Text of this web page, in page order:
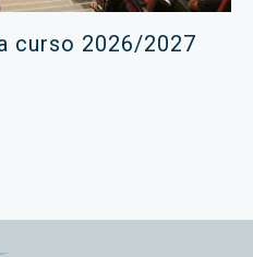
curso 2026/2027